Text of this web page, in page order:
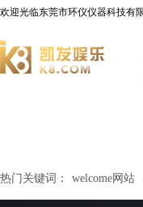
欢迎光临东莞市环仪仪器科技有
关于环仪 联系环仪
热门关键词： welcome网站